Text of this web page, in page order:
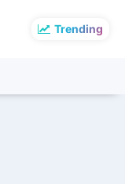
Trending